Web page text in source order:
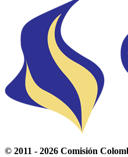
© 2011 - 2026 Comisión